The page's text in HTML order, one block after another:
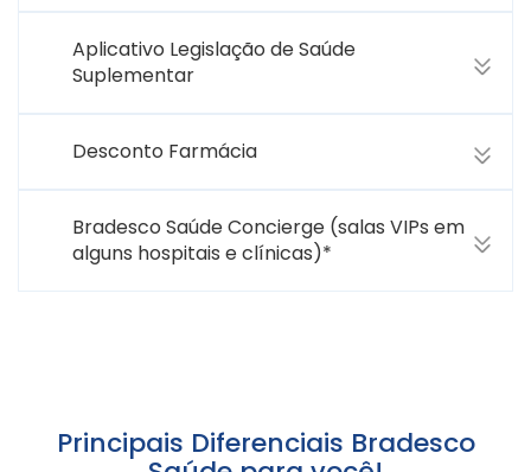
Aplicativo Legislação de Saúde
Suplementar
Desconto Farmácia
Bradesco Saúde Concierge (salas VIPs em
alguns hospitais e clínicas)*
Principais Diferenciais Bradesco